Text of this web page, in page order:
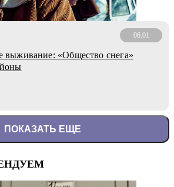
06.01
выживание: «Общество снега»
ПОКАЗАТЬ ЕЩЕ